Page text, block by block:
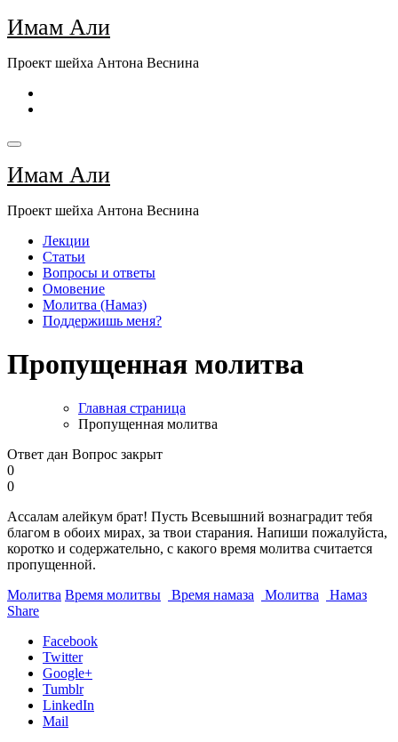
Перейти
к
Имам Али
Проект шейха Антона Веснина
Имам Али
Проект шейха Антона Веснина
Лекции
Статьи
Вопросы и ответы
Омовение
Молитва (Намаз)
Поддержишь меня?
Пропущенная молитва
Главная страница
Пропущенная молитва
Ответ дан Вопрос закрыт
0
0
Ассалам алейкум брат! Пусть Всевышний вознаградит тебя
благом в обоих мирах, за твои старания. Напиши пожалуйста,
коротко и содержательно, с какого время молитва считается
пропущенной.
Молитва Время молитвы Время намаза Молитва
Намаз
Share
Facebook
Twitter
Google+
Tumblr
LinkedIn
Mail